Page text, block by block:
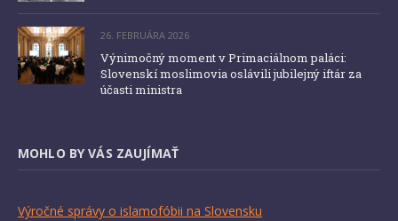
26. FEBRUÁRA 2026
Výnimočný moment v Primaciálnom paláci:
Slovenskí moslimovia oslávili jubilejný iftár za
účasti ministra
MOHLO BY VÁS ZAUJÍMAŤ
Výročné správy o islamofóbii na Slovensku